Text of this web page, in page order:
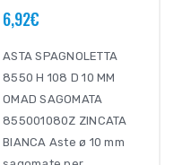
6,92€
ASTA SPAGNOLETTA
8550 H 108 D 10 MM
OMAD SAGOMATA
855001080Z ZINCATA
BIANCA Aste ø 10 mm